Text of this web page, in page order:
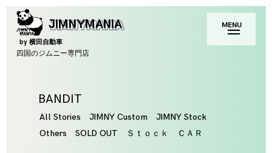
Skip
to
content
JIMNYMANIA
by 横田自動車
四国のジムニー専門店
toggle
open/close
sidebar
MENU
Tag
BANDIT
All Stories JIMNY Custom
JIMNY Stock
Others
SOLD OUT Ｓｔｏｃｋ ＣＡＲ